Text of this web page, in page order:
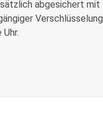
abgesichert mit
Verschlüsselung